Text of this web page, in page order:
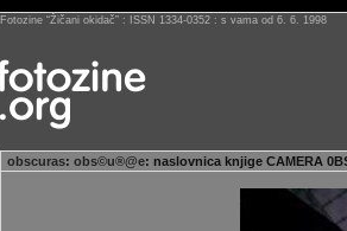
Fotozine “Žičani okidač” : ISSN 1334-0352 : s vama od 6. 6. 1998
obscuras: obs©u®@e: naslovnica knjige CAMERA